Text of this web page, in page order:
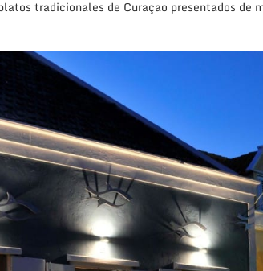
tradicionales de Curaçao presentados de